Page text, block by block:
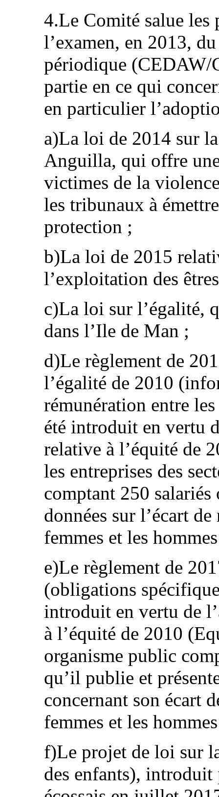
4.Le Comité salue les
l’examen, en 2013,
périodique (CEDAW/
partie en ce qui
en particulier
a)La loi de 2014 sur
Anguilla, qui offre
victimes de la
les tribunaux à
protection ;
b)La loi de 2015
l’exploitation des
c)La loi sur l’égalité,
dans l’Ile de Man ;
d)Le règlement de
l’égalité de 2010
rémunération entre
été introduit en vertu
relative à l’équité de
les entreprises des
comptant 250
données sur l’écart
femmes et les
e)Le règlement de
(obligations
introduit en vertu de
à l’équité de 2010
organisme public
qu’il publie et
concernant son écart
femmes et les
f)Le projet de loi sur
des enfants),